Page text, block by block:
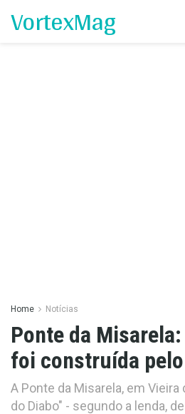
VortexMag
Home Notícias
Ponte da
foi construída
A Ponte da Misarela, em Vieira
do Diabo" - segundo a lenda,